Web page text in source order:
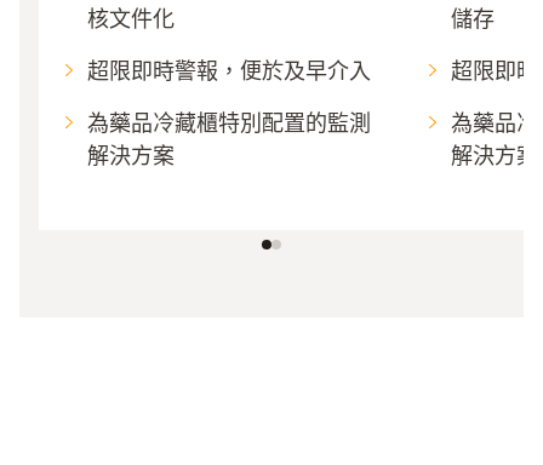
核文件化
超限即時警報，便於及早介入
為藥品冷藏櫃特別配置的監測
解決方案
儲存
超限即
為藥品
解決方案